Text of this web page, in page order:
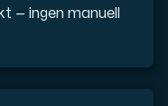
A100 och H100
— ingen manuell